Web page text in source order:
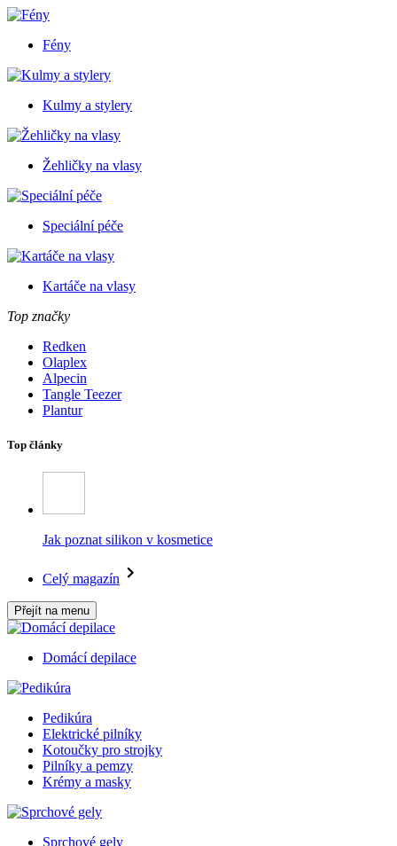
Fény
Kulmy a stylery
Žehličky na vlasy
Speciální péče
Kartáče na vlasy
Top značky
Redken
Olaplex
Alpecin
Tangle Teezer
Plantur
Top články
Jak poznat silikon v kosmetice
Celý magazín
Přejít na menu
Domácí depilace
Pedikúra
Elektrické pilníky
Kotoučky pro strojky
Pilníky a pemzy
Krémy a masky
Sprchové gely